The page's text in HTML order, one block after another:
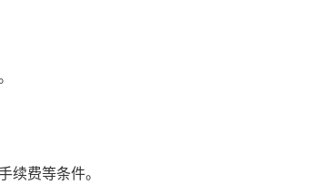
续费等条件。